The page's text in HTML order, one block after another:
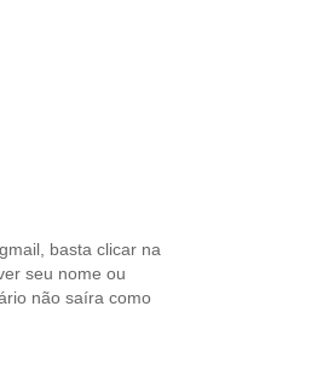
basta clicar na
seu nome ou
não saíra como